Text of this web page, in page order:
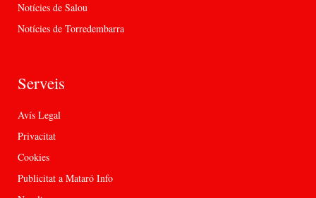
Notícies de Salou
Notícies de Torredembarra
Serveis
Avís Legal
Privacitat
Cookies
Publicitat a Mataró Info